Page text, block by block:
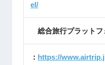
el/
総合旅行プラットフ
： https://